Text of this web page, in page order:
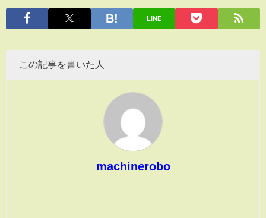
有
LINE
この記事を書いた人
machinerobo